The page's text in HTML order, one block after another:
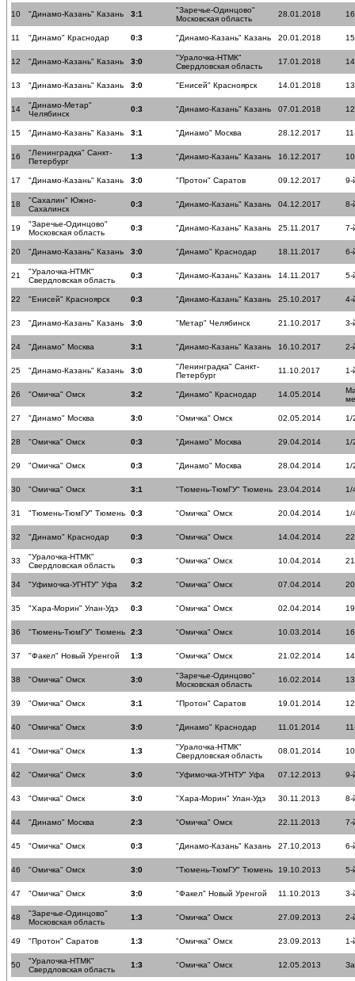
10 "Динамо-Казань" Казань 3:1
"Заречье-Одинцово"
Московская область
28.01.2018
11 "Динамо" Краснодар 0:3 "Динамо-Казань" Казань 20.01.2018
12 "Динамо-Казань" Казань 3:0
"Уралочка-НТМК"
Свердловская область
17.01.2018
13 "Динамо-Казань" Казань 3:0 "Енисей" Красноярск 14.01.2018
14
"Динамо-Метар"
Челябинск
0:3 "Динамо-Казань" Казань 07.01.2018
15 "Динамо-Казань" Казань 3:1 "Динамо" Москва 28.12.2017
16
"Ленинградка" Санкт-
Петербург
1:3 "Динамо-Казань" Казань 16.12.2017
17 "Динамо-Казань" Казань 3:0 "Протон" Саратов 09.12.2017 9-
18
"Сахалин" Южно-
Сахалинск
0:3 "Динамо-Казань" Казань 04.12.2017 8-
19
"Заречье-Одинцово"
Московская область
0:3 "Динамо-Казань" Казань 25.11.2017 7-
20 "Динамо-Казань" Казань 3:0 "Динамо" Краснодар 18.11.2017 6-
21
"Уралочка-НТМК"
Свердловская область
0:3 "Динамо-Казань" Казань 14.11.2017 5-
22 "Енисей" Красноярск 0:3 "Динамо-Казань" Казань 25.10.2017 4-
23 "Динамо-Казань" Казань 3:0 "Метар" Челябинск 21.10.2017 3-
24 "Динамо" Москва 3:1 "Динамо-Казань" Казань 16.10.2017 2-
25 "Динамо-Казань" Казань 3:0
"Ленинградка" Санкт-
Петербург
11.10.2017 1-
26 "Омичка" Омск 3:2 "Динамо" Краснодар 14.05.2014
27 "Динамо" Москва 3:0 "Омичка" Омск 02.05.2014 1/
28 "Омичка" Омск 0:3 "Динамо" Москва 29.04.2014 1/
29 "Омичка" Омск 0:3 "Динамо" Москва 28.04.2014 1/
30 "Омичка" Омск 3:1 "Тюмень-ТюмГУ" Тюмень 23.04.2014 1/
31 "Тюмень-ТюмГУ" Тюмень 0:3 "Омичка" Омск 20.04.2014 1/
32 "Динамо" Краснодар 0:3 "Омичка" Омск 14.04.2014
33
"Уралочка-НТМК"
Свердловская область
0:3 "Омичка" Омск 10.04.2014
34 "Уфимочка-УГНТУ" Уфа 3:2 "Омичка" Омск 07.04.2014
35 "Хара-Морин" Улан-Удэ 0:3 "Омичка" Омск 02.04.2014
36 "Тюмень-ТюмГУ" Тюмень 2:3 "Омичка" Омск 10.03.2014
37 "Факел" Новый Уренгой 1:3 "Омичка" Омск 21.02.2014
38 "Омичка" Омск 3:0
"Заречье-Одинцово"
Московская область
16.02.2014
39 "Омичка" Омск 3:1 "Протон" Саратов 19.01.2014
40 "Омичка" Омск 3:0 "Динамо" Краснодар 11.01.2014
41 "Омичка" Омск 1:3
"Уралочка-НТМК"
Свердловская область
08.01.2014
42 "Омичка" Омск 3:0 "Уфимочка-УГНТУ" Уфа 07.12.2013 9-
43 "Омичка" Омск 3:0 "Хара-Морин" Улан-Удэ 30.11.2013 8-
44 "Динамо" Москва 2:3 "Омичка" Омск 22.11.2013 7-
45 "Омичка" Омск 0:3 "Динамо-Казань" Казань 27.10.2013 6-
46 "Омичка" Омск 3:0 "Тюмень-ТюмГУ" Тюмень 19.10.2013 5-
47 "Омичка" Омск 3:0 "Факел" Новый Уренгой 11.10.2013 3-
48
"Заречье-Одинцово"
Московская область
1:3 "Омичка" Омск 27.09.2013 2-
49 "Протон" Саратов 1:3 "Омичка" Омск 23.09.2013 1-
50
"Уралочка-НТМК"
Свердловская область
1:3 "Омичка" Омск 12.05.2013